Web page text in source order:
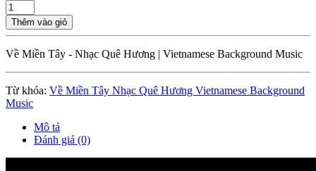
Thêm vào giỏ
Về Miền Tây - Nhạc Quê Hương | Vietnamese Background Music
Từ khóa: Về Miền Tây Nhạc Quê Hương Vietnamese Background
Music
Mô tả
Đánh giá (0)